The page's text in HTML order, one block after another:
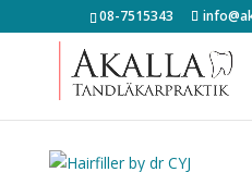
08-7515343